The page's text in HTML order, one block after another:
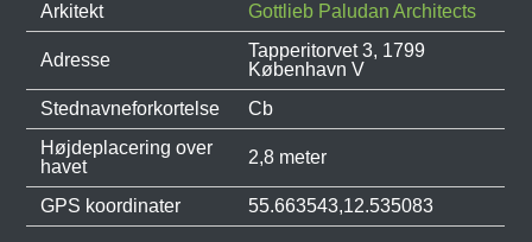
Arkitekt
Gottlieb Paludan Architects
Adresse
Tapperitorvet 3, 1799
København V
Stednavneforkortelse
Cb
Højdeplacering over
havet
2,8 meter
GPS koordinater 55.663543,12.535083